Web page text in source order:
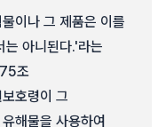
이나 그 제품은 이를
는 아니된다.'라는
조
호령이 그
해물을 사용하여